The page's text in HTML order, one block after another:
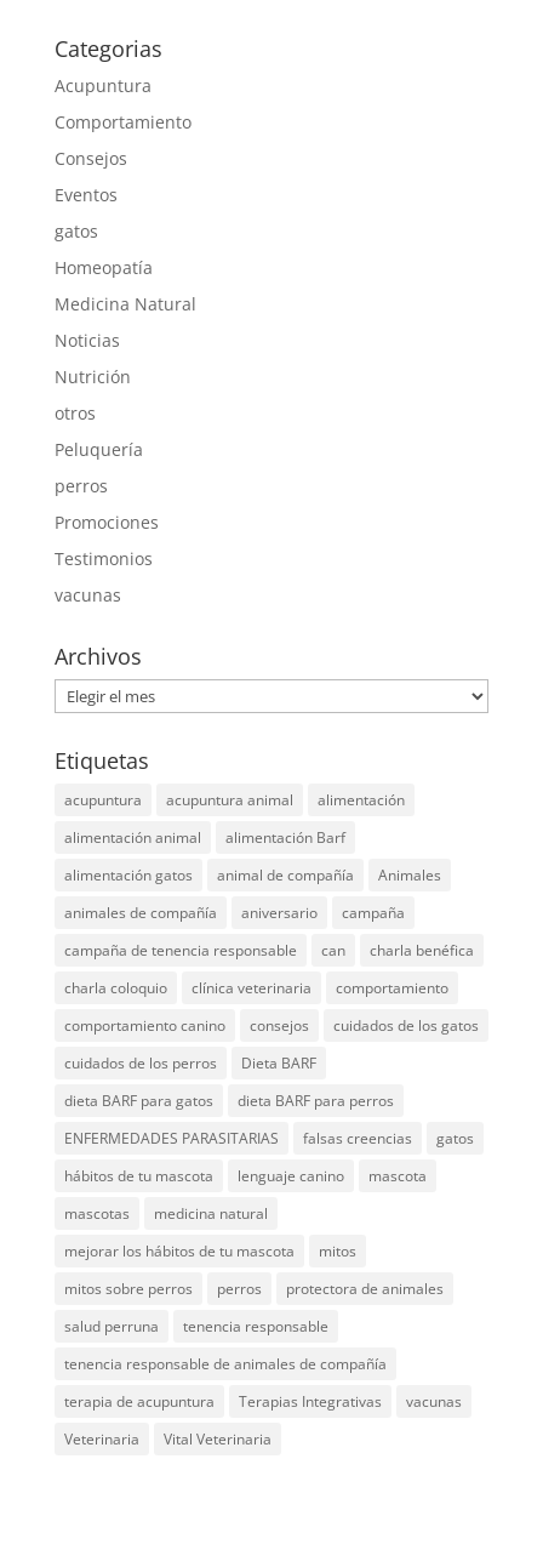
Categorias
Acupuntura
Comportamiento
Consejos
Eventos
gatos
Homeopatía
Medicina Natural
Noticias
Nutrición
otros
Peluquería
perros
Promociones
Testimonios
vacunas
Archivos
Archivos
Etiquetas
acupuntura acupuntura animal
alimentación
alimentación animal
alimentación Barf
alimentación gatos
animal de compañía
Animales
animales de compañía
aniversario
campaña
campaña de tenencia responsable
can
charla benéfica
charla coloquio
clínica veterinaria
comportamiento
comportamiento canino
consejos
cuidados de los gatos
cuidados de los perros
Dieta BARF
dieta BARF para gatos
dieta BARF para perros
ENFERMEDADES PARASITARIAS
falsas creencias
gatos
hábitos de tu mascota
lenguaje canino
mascota
mascotas
medicina natural
mejorar los hábitos de tu mascota
mitos
mitos sobre perros
perros
protectora de animales
salud perruna
tenencia responsable
tenencia responsable de animales de compañía
terapia de acupuntura
Terapias Integrativas
vacunas
Veterinaria
Vital Veterinaria